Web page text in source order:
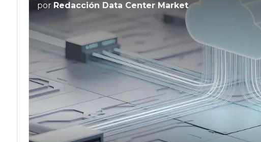
por Redacción Data Center Market